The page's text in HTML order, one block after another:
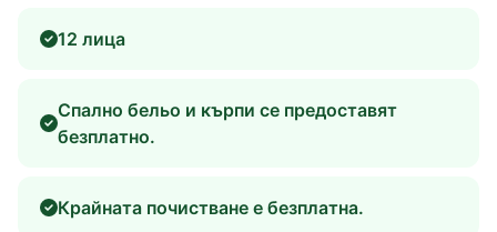
12 лица
Спално бельо и кърпи се предоставят
безплатно.
Крайната почистване е безплатна.